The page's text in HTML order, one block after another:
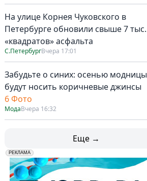
На улице Корнея Чуковского в
Петербурге обновили свыше 7 тыс.
«квадратов» асфальта
С.ПетербургВчера 17:01
Забудьте о синих: осенью модницы
будут носить коричневые джинсы
6 Фото
МодаВчера 16:32
Еще →
erid: LdtCK5udn
РЕКЛАМА
АО "ГАТР", ИНН: 7841320717